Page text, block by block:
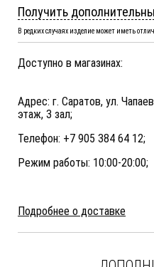
Получить
В редких случаях изделие может иметь
Доступно в магазинах:
Адрес: г. Саратов, ул.
этаж, 3 зал;
Телефон: +7 905 384 64 12;
Режим работы: 10:00-20:00;
Подробнее о доставке